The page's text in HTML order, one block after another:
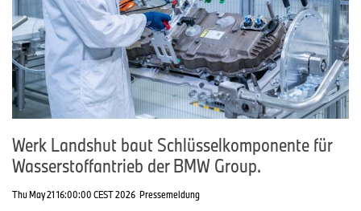
Werk Landshut baut Schlüsselkomponente für
Wasserstoffantrieb der BMW Group.
Thu May 21 16:00:00 CEST 2026 Pressemeldung